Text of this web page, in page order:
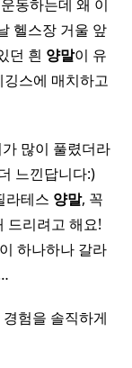
동하는데 왜 이
헬스장 거울 앞
던 흰 양말이 유
스에 매치하고
많이 풀렸더라
느낀답니다:)
라테스 양말, 꼭
리려고 해요!
하나하나 갈라
험을 솔직하게